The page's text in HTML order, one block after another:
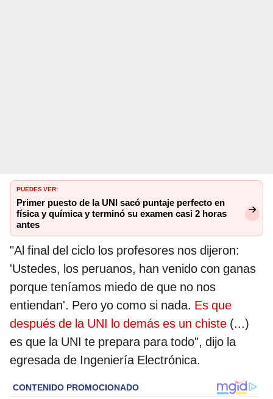
PUEDES VER:
Primer puesto de la UNI sacó puntaje perfecto en
física y química y terminó su examen casi 2 horas
antes
"Al final del ciclo los profesores nos dijeron:
'Ustedes, los peruanos, han venido con ganas
porque teníamos miedo de que no nos
entiendan'. Pero yo como si nada. Es que
después de la UNI lo demás es un chiste (...)
es que la UNI te prepara para todo", dijo la
egresada de Ingeniería Electrónica.